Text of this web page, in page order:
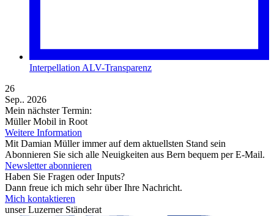
Interpellation ALV-Transparenz
26
Sep.. 2026
Mein nächster Termin:
Müller Mobil in Root
Weitere Information
Mit Damian Müller immer auf dem aktuellsten Stand sein
Abonnieren Sie sich alle Neuigkeiten aus Bern bequem per E-Mail.
Newsletter abonnieren
Haben Sie Fragen oder Inputs?
Dann freue ich mich sehr über Ihre Nachricht.
Mich kontaktieren
unser Luzerner Ständerat